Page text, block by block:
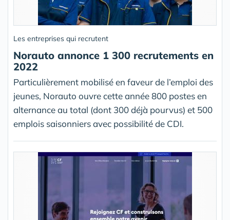
Les entreprises qui recrutent
Norauto annonce 1 300 recrutements en
2022
Particulièrement mobilisé en faveur de l’emploi des
jeunes, Norauto ouvre cette année 800 postes en
alternance au total (dont 300 déjà pourvus) et 500
emplois saisonniers avec possibilité de CDI.